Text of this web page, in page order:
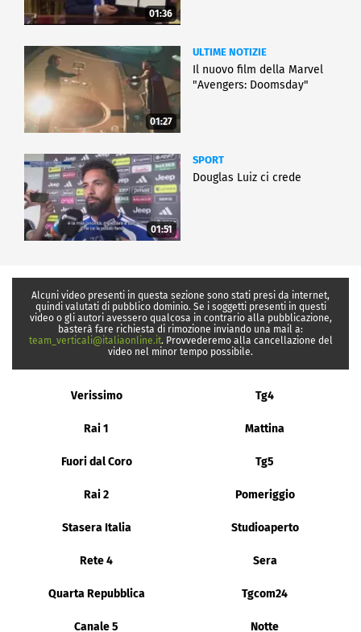
01:36
01:27
ULTIME NOTIZIE
Il nuovo film della Marvel
"Avengers: Doomsday"
01:51
SPORT
Douglas Luiz ci crede
Alcuni video presenti in questa sezione sono stati presi da internet,
quindi valutati di pubblico dominio. Se i soggetti presenti in questi
video o gli autori avessero qualcosa in contrario alla pubblicazione,
basterà fare richiesta di rimozione inviando una mail a:
team_verticali@italiaonline.it. Provvederemo alla cancellazione del
video nel minor tempo possibile.
Verissimo Tg4
Rai 1 Mattina
Fuori dal Coro Tg5
Rai 2 Pomeriggio
Stasera Italia Studioaperto
Rete 4 Sera
Quarta Repubblica Tgcom24
Canale 5 Notte